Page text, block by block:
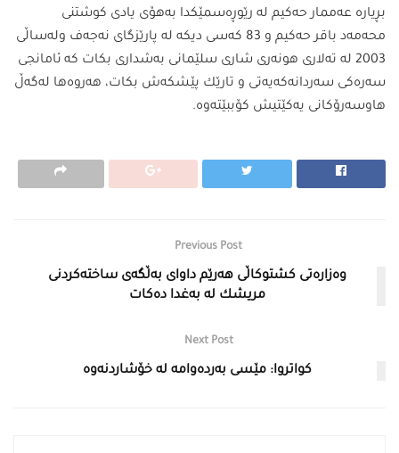
بڕیارە عەممار حەكیم لە رێوڕەسمێكدا بەهۆی یادی كوشتنی
محەمەد باقر حەكیم و 83 كەسی دیكە لە پارێزگای نەجەف ولەساڵی
2003 لە تەلاری هونەری شاری سلێمانی بەشداری بكات كە ئامانجی
سەرەكی سەردانەكەیەتی و تارێك پێشكەش بكات، هەروەها لەگەڵ
هاوسەرۆكانی یەكێتیش كۆببێتەوە.
Previous Post
وەزارەتی كشتوكاڵی هەرێم داوای بەڵگەی ساختەكردنی
مریشك لە بەغدا دەكات
Next Post
كواتروا: مێسی بەردەوامە لە خۆشاردنەوە